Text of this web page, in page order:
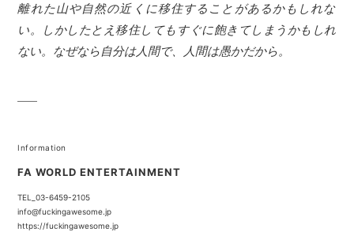
離れた山や自然の近くに移住することがあるかもしれな
い。しかしたとえ移住してもすぐに飽きてしまうかもしれ
ない。なぜなら自分は人間で、人間は愚かだから。
Information
FA WORLD ENTERTAINMENT
TEL_03-6459-2105
info@fuckingawesome.jp
https://fuckingawesome.jp